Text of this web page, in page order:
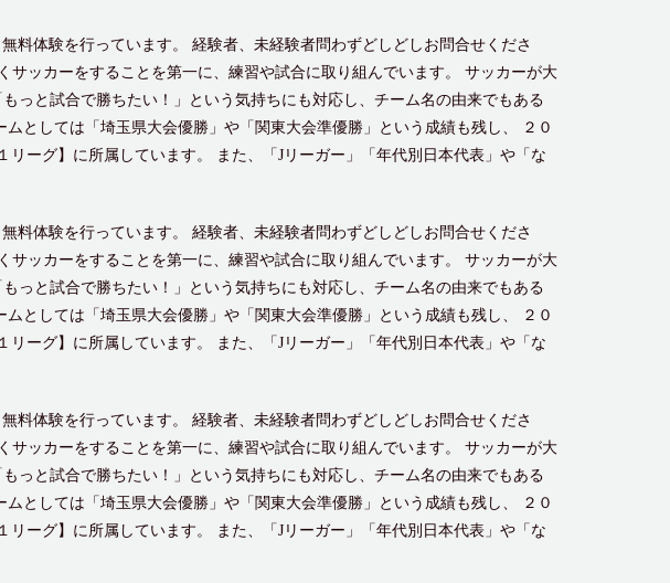
料体験を行っています。 経験者、未経験者問わずどしどしお問合せくださ
ッカーをすることを第一に、練習や試合に取り組んでいます。 サッカーが大
っと試合で勝ちたい！」という気持ちにも対応し、チーム名の由来でもある
としては「埼玉県大会優勝」や「関東大会準優勝」という成績も残し、 ２０
ーグ】に所属しています。 また、「Jリーガー」「年代別日本代表」や「な
料体験を行っています。 経験者、未経験者問わずどしどしお問合せくださ
ッカーをすることを第一に、練習や試合に取り組んでいます。 サッカーが大
っと試合で勝ちたい！」という気持ちにも対応し、チーム名の由来でもある
としては「埼玉県大会優勝」や「関東大会準優勝」という成績も残し、 ２０
ーグ】に所属しています。 また、「Jリーガー」「年代別日本代表」や「な
料体験を行っています。 経験者、未経験者問わずどしどしお問合せくださ
ッカーをすることを第一に、練習や試合に取り組んでいます。 サッカーが大
っと試合で勝ちたい！」という気持ちにも対応し、チーム名の由来でもある
としては「埼玉県大会優勝」や「関東大会準優勝」という成績も残し、 ２０
ーグ】に所属しています。 また、「Jリーガー」「年代別日本代表」や「な